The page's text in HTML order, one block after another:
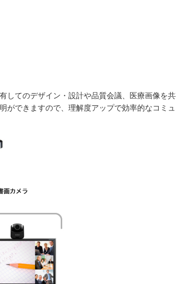
てのデザイン・設計や品質会議、医療画像を
できますので、理解度アップで効率的なコミュ